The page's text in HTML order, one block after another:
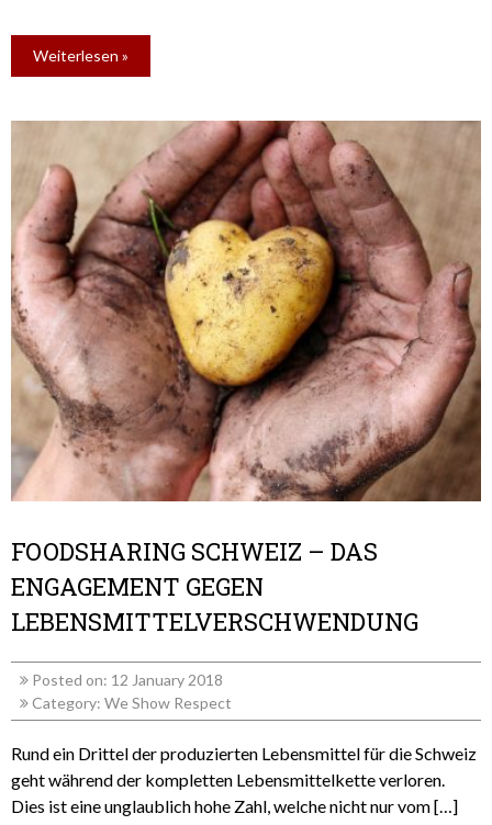
Weiterlesen »
FOODSHARING SCHWEIZ – DAS
ENGAGEMENT GEGEN
LEBENSMITTELVERSCHWENDUNG
Posted on: 12 January 2018
Category: We Show Respect
Rund ein Drittel der produzierten Lebensmittel für die Schweiz
geht während der kompletten Lebensmittelkette verloren.
Dies ist eine unglaublich hohe Zahl, welche nicht nur vom […]